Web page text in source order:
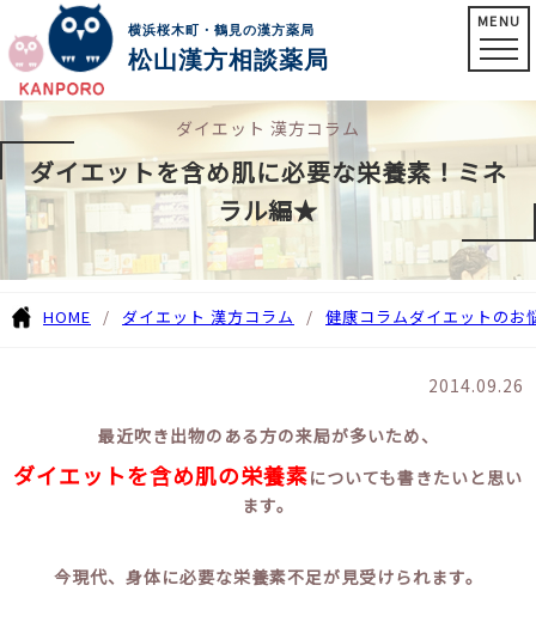
横浜桜木町・鶴見の漢方薬局
松山漢方相談薬局
MENU
ダイエット 漢方コラム
ダイエットを含め肌に必要な栄養素！ミネ
ラル編★
HOME ダイエット 漢方コラム 健康コラムダイエットのお
2014.09.26
最近吹き出物のある方の来局が多いため、
ダイエットを含め肌の栄養素についても書きたいと思い
ます。
今現代、身体に必要な栄養素不足が見受けられます。